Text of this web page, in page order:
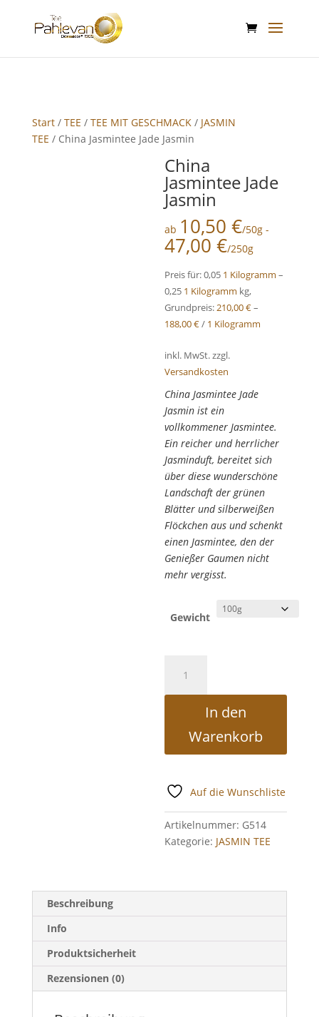
Start/ TEE / TEE MIT GESCHMACK/ JASMIN
TEE / China Jasmintee Jade Jasmin
China
Jasmintee Jade
Jasmin
ab 10,50€/50g -
47,00€/250g
Preis für: 0,05 1 Kilogramm –
0,25 1 Kilogramm kg,
Grundpreis:210,00€–
188,00€/ 1 Kilogramm
inkl. MwSt.zzgl.
Versandkosten
China Jasmintee Jade
Jasmin ist ein
vollkommener Jasmintee.
Ein reicher und herrlicher
Jasminduft, bereitet sich
über diese wunderschöne
Landschaft der grünen
Blätter und silberweißen
Flöckchen aus und schenkt
einen Jasmintee, den der
Genießer Gaumen nicht
mehr vergisst.
Gewicht
Jasmintee
Jade
In den
Warenkorb
Auf die Wunschliste
Artikelnummer: G514
Kategorie: JASMIN TEE
Beschreibung
Info
Produktsicherheit
Rezensionen (0)